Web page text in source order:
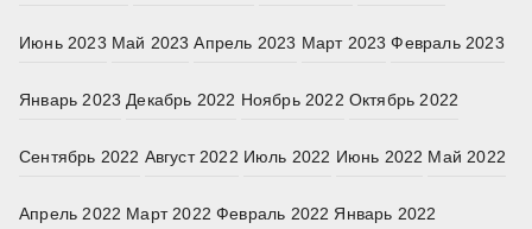
Июнь 2023 Май 2023 Апрель 2023 Март 2023 Февраль 2023
Январь 2023 Декабрь 2022 Ноябрь 2022 Октябрь 2022
Сентябрь 2022 Август 2022 Июль 2022 Июнь 2022 Май 2022
Апрель 2022 Март 2022 Февраль 2022 Январь 2022